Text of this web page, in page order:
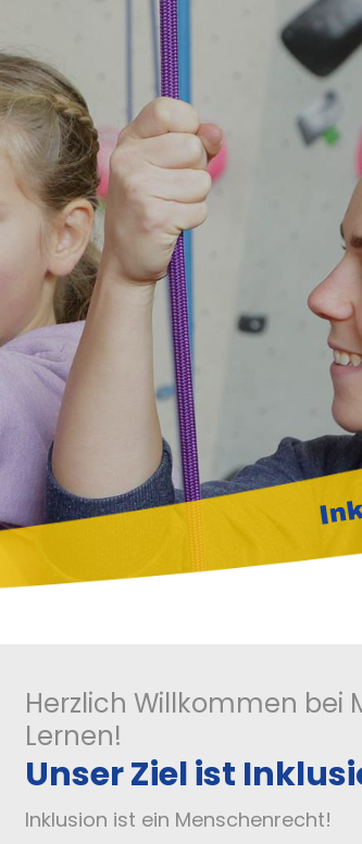
Herzlich Willkommen bei
Lernen!
Unser Ziel ist
Inklusion ist ein Menschenrecht!